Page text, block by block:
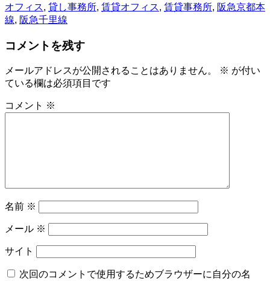
オフィス, 貸し事務所, 賃貸オフィス, 賃貸事務所, 阪急京都本
線, 阪急千里線
コメントを残す
メールアドレスが公開されることはありません。 ※ が付い
ている欄は必須項目です
コメント ※
名前 ※
メール ※
サイト
次回のコメントで使用するためブラウザーに自分の名